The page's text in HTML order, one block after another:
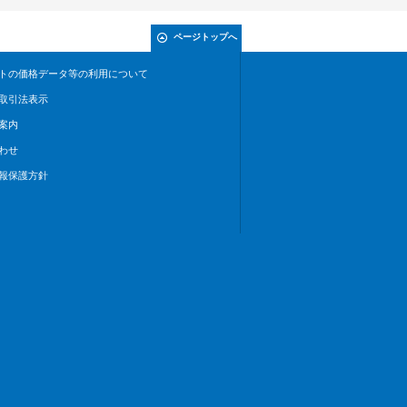
ページトップへ
の価格データ等の利用について
引法表示
内
せ
保護方針